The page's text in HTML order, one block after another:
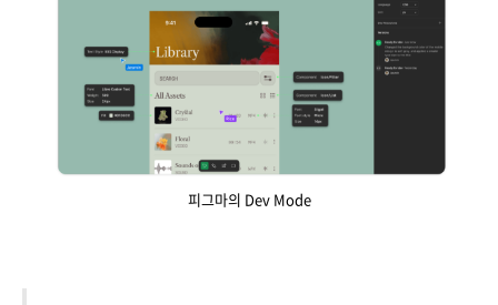
피그마의 Dev Mode